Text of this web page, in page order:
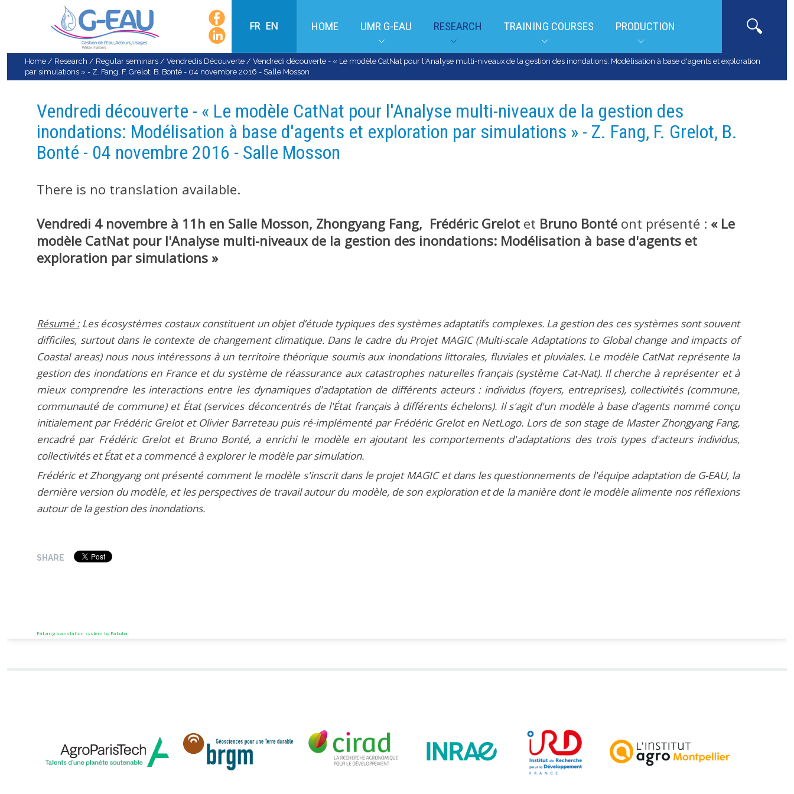
FR EN HOME UMR G-EAU RESEARCH TRAINING COURSES PRODUCTION
Home / Research / Regular seminars / Vendredis Découverte / Vendredi découverte - « Le modèle CatNat pour l'Analyse multi-niveaux de la gestion des inondations: Modélisation à base d'agents et exploration
par simulations » - Z. Fang, F. Grelot, B. Bonté - 04 novembre 2016 - Salle Mosson
Vendredi découverte - « Le modèle CatNat pour l'Analyse multi-niveaux de la gestion des
inondations: Modélisation à base d'agents et exploration par simulations » - Z. Fang, F. Grelot, B.
Bonté - 04 novembre 2016 - Salle Mosson
There is no translation available.
Vendredi 4 novembre à 11h en Salle Mosson, Zhongyang Fang, Frédéric Grelot et Bruno Bonté ont présenté : « Le
modèle CatNat pour l'Analyse multi-niveaux de la gestion des inondations: Modélisation à base d'agents et
exploration par simulations »
Résumé :Les écosystèmes costaux constituent un objet d’étude typiques des systèmes adaptatifs complexes. La gestion des ces systèmes sont souvent
difficiles, surtout dans le contexte de changement climatique. Dans le cadre du Projet MAGIC (Multi-scale Adaptations to Global change and impacts of
Coastal areas) nous nous intéressons à un territoire théorique soumis aux inondations littorales, fluviales et pluviales. Le modèle CatNat représente la
gestion des inondations en France et du système de réassurance aux catastrophes naturelles français (système Cat-Nat). Il cherche à représenter et à
mieux comprendre les interactions entre les dynamiques d'adaptation de différents acteurs : individus (foyers, entreprises), collectivités (commune,
communauté de commune) et État (services déconcentrés de l'État français à différents échelons). Il s'agit d'un modèle à base d’agents nommé conçu
initialement par Frédéric Grelot et Olivier Barreteau puis ré-implémenté par Frédéric Grelot en NetLogo. Lors de son stage de Master Zhongyang Fang,
encadré par Frédéric Grelot et Bruno Bonté, a enrichi le modèle en ajoutant les comportements d'adaptations des trois types d'acteurs individus,
collectivités et État et a commencé à explorer le modèle par simulation.
Frédéric et Zhongyang ont présenté comment le modèle s'inscrit dans le projet MAGIC et dans les questionnements de l'équipe adaptation de G-EAU, la
dernière version du modèle, et les perspectives de travail autour du modèle, de son exploration et de la manière dont le modèle alimente nos réflexions
autour de la gestion des inondations.
SHARE
FaLang translation system by Faboba